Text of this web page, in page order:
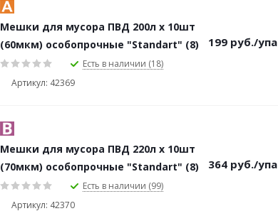
Мешки для мусора ПВД 200л х 10шт
(60мкм) особопрочные "Standart" (8)
Есть в наличии (18)
Артикул: 42369
199 руб./упа
Мешки для мусора ПВД 220л х 10шт
(70мкм) особопрочные "Standart" (8)
Есть в наличии (99)
Артикул: 42370
364 руб./упа